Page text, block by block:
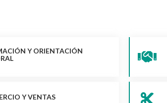
Y ORIENTACIÓN
Y VENTAS